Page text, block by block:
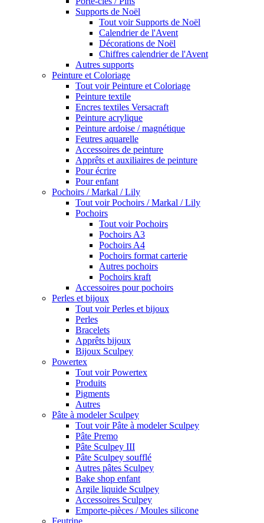
Supports de Noël
Tout voir Supports de Noël
Calendrier de l'Avent
Décorations de Noël
Chiffres calendrier de l'Avent
Autres supports
Peinture et Coloriage
Tout voir Peinture et Coloriage
Peinture textile
Encres textiles Versacraft
Peinture acrylique
Peinture ardoise / magnétique
Feutres aquarelle
Accessoires de peinture
Apprêts et auxiliaires de peinture
Pour écrire
Pour enfant
Pochoirs / Markal / Lily
Tout voir Pochoirs / Markal / Lily
Pochoirs
Tout voir Pochoirs
Pochoirs A3
Pochoirs A4
Pochoirs format carterie
Autres pochoirs
Pochoirs kraft
Accessoires pour pochoirs
Perles et bijoux
Tout voir Perles et bijoux
Perles
Bracelets
Apprêts bijoux
Bijoux Sculpey
Powertex
Tout voir Powertex
Produits
Pigments
Autres
Pâte à modeler Sculpey
Tout voir Pâte à modeler Sculpey
Pâte Premo
Pâte Sculpey III
Pâte Sculpey soufflé
Autres pâtes Sculpey
Bake shop enfant
Argile liquide Sculpey
Accessoires Sculpey
Emporte-pièces / Moules silicone
Feutrine